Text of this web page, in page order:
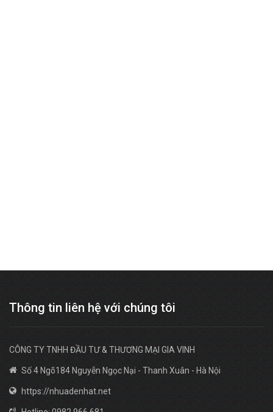
Thông tin liên hệ với chúng tôi
CÔNG TY TNHH ĐẦU TƯ & THƯƠNG MẠI GIA VINH
Số 4 Ngõ184 Nguyễn Ngọc Nại - Thanh Xuân - Hà Nội
https://nhuadenhat.net